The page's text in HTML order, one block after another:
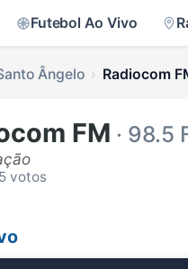
Futebol Ao Vivo
Ângelo Radiocom
FM · 98.5
votos